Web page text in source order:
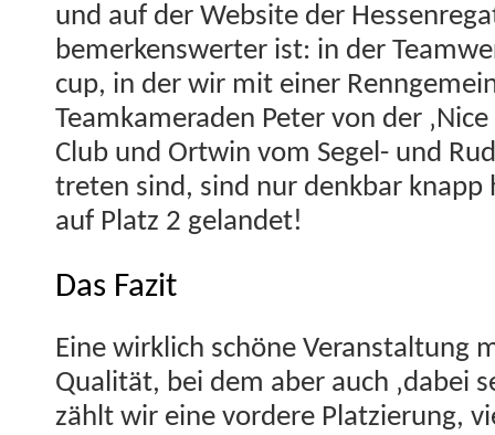
und auf der Web­site der
bemerkenswert­er ist: in der
cup, in der wir mit ein­er
Teamkam­er­aden Peter von der
Club und Ortwin vom Segel- und
treten sind, sind nur denkbar knapp
auf Platz 2 gelandet!
Das Fazit
Eine wirk­lich schöne Ver­anstal­tung
Qual­ität, bei dem aber auch ‚dabei
zählt wir eine vordere Platzierung,